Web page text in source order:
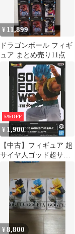
¥ 11,899
ドラゴンボール フィギ
ュア まとめ売り11点
5%OFF
¥ 1,900
【中古】フィギュア 超
サイヤ人ゴッド超サイ
ヤ人ゴジータ 「ドラゴ
EDGE WORKS-THE出
陣-7
¥8,800